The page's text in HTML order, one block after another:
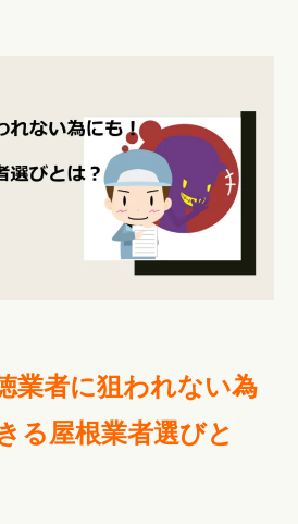
業者に狙われない為
る屋根業者選びと